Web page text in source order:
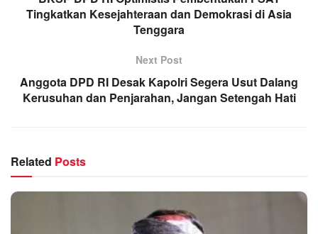
Tingkatkan Kesejahteraan dan Demokrasi di Asia
Tenggara
Next Post
Anggota DPD RI Desak Kapolri Segera Usut Dalang
Kerusuhan dan Penjarahan, Jangan Setengah Hati
Related Posts